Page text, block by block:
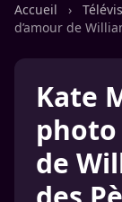
Accueil ›
d’amour de
Kate
photo
de